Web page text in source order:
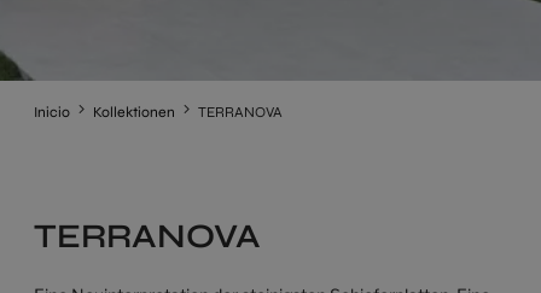
Inicio Kollektionen TERRANOVA
TERRANOVA